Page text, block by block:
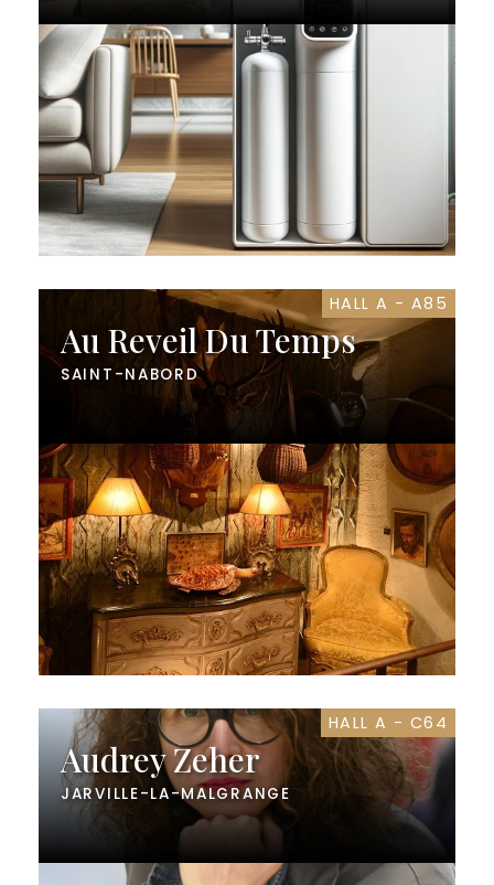
HALL A - A85
Au Reveil Du Temps
SAINT-NABORD
HALL A - C64
Audrey Zeher
JARVILLE-LA-MALGRANGE